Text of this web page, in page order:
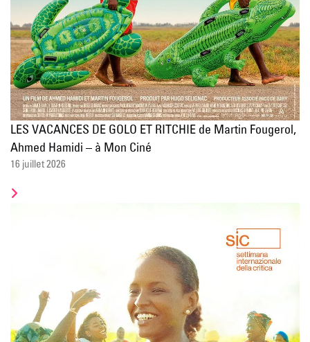
LES VACANCES DE GOLO ET RITCHIE de Martin Fougerol,
Ahmed Hamidi – à Mon Ciné
16 juillet 2026